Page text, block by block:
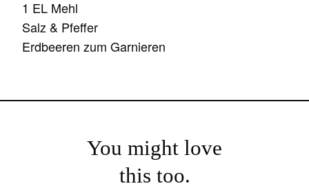
1 EL Mehl
Salz & Pfeffer
Erdbeeren zum Garnieren
You might love
this too.